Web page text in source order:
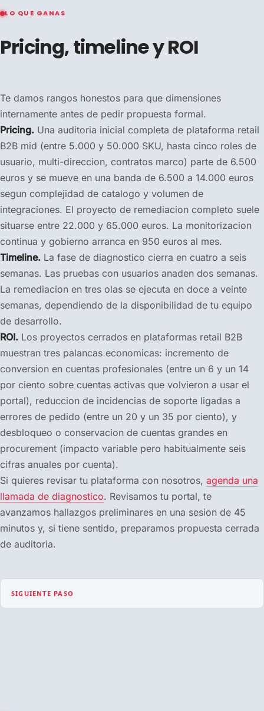
LO QUE GANAS
Pricing, timeline y ROI
Te damos rangos honestos para que dimensiones
internamente antes de pedir propuesta formal.
Pricing. Una auditoria inicial completa de plataforma retail
B2B mid (entre 5.000 y 50.000 SKU, hasta cinco roles de
usuario, multi-direccion, contratos marco) parte de 6.500
euros y se mueve en una banda de 6.500 a 14.000 euros
segun complejidad de catalogo y volumen de
integraciones. El proyecto de remediacion completo suele
situarse entre 22.000 y 65.000 euros. La monitorizacion
continua y gobierno arranca en 950 euros al mes.
Timeline. La fase de diagnostico cierra en cuatro a seis
semanas. Las pruebas con usuarios anaden dos semanas.
La remediacion en tres olas se ejecuta en doce a veinte
semanas, dependiendo de la disponibilidad de tu equipo
de desarrollo.
ROI. Los proyectos cerrados en plataformas retail B2B
muestran tres palancas economicas: incremento de
conversion en cuentas profesionales (entre un 6 y un 14
por ciento sobre cuentas activas que volvieron a usar el
portal), reduccion de incidencias de soporte ligadas a
errores de pedido (entre un 20 y un 35 por ciento), y
desbloqueo o conservacion de cuentas grandes en
procurement (impacto variable pero habitualmente seis
cifras anuales por cuenta).
Si quieres revisar tu plataforma con nosotros, agenda una
llamada de diagnostico. Revisamos tu portal, te
avanzamos hallazgos preliminares en una sesion de 45
minutos y, si tiene sentido, preparamos propuesta cerrada
de auditoria.
SIGUIENTE PASO